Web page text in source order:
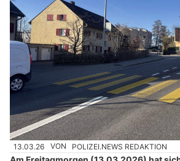
13.03.26 VON POLIZEI.NEWS REDAKTION